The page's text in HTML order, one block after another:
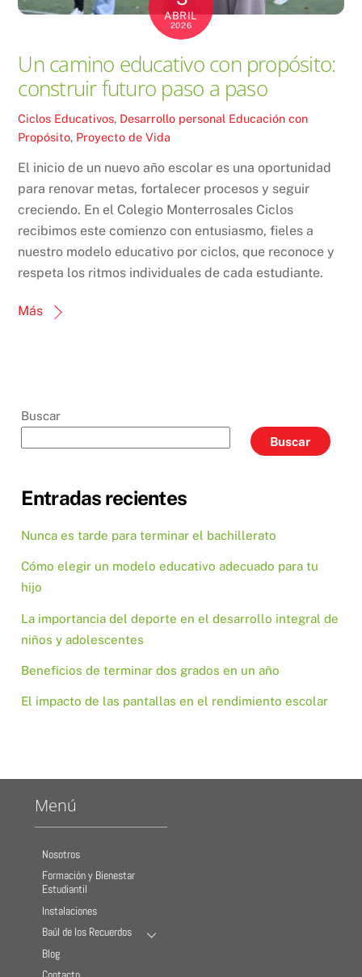
ABRIL
2026
Un camino educativo con propósito:
construir futuro paso a paso
Ciclos Educativos, Desarrollo personal Educación con
Propósito, Proyecto de Vida
El inicio de un nuevo año escolar es una oportunidad
para renovar metas, fortalecer procesos y seguir
creciendo. En el Colegio Monterrosales Ciclos
recibimos este comienzo con entusiasmo, fieles a
nuestro modelo educativo por ciclos, que reconoce y
respeta los ritmos individuales de cada estudiante.
Más
Buscar
Buscar
Entradas recientes
Nunca es tarde para terminar el bachillerato
Cómo elegir un modelo educativo adecuado para tu
hijo
La importancia del deporte en el desarrollo integral de
niños y adolescentes
Beneficios de terminar dos grados en un año
El impacto de las pantallas en el rendimiento escolar
Menú
Nosotros
Formación y Bienestar
Estudiantil
Instalaciones
Baúl de los Recuerdos
Blog